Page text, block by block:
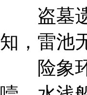
盗墓遗
知，雷池
险象环